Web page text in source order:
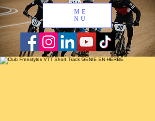
ME
NU